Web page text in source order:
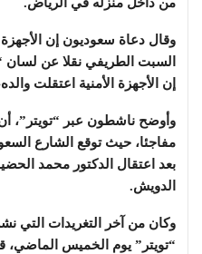
من داخل منزله في الرياض.
وقال دعاة سعوديون إن
السبت الطريفي نقلا عن لسان
إن الأجهزة الأمنية اعتقلت
وأوضح ناشطون عبر “تويتر”،
مفاجئا، حيث توقع الشارع
بعد اعتقال الدكتور محمد
الدويش.
وكان من آخر التغريدات التي
“تويتر” يوم الخميس